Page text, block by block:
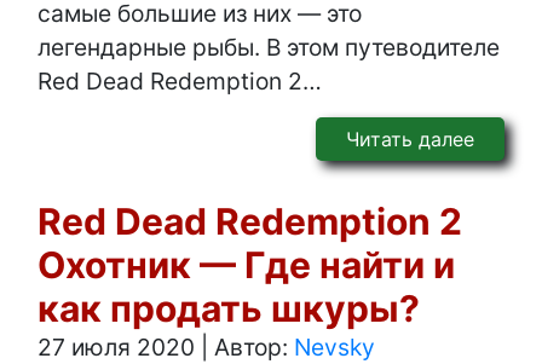
самые большие из них — это
легендарные рыбы. В этом путеводителе
Red Dead Redemption 2…
Читать далее
Red Dead Redemption 2
Охотник — Где найти и
как продать шкуры?
27 июля 2020 Автор: Nevsky